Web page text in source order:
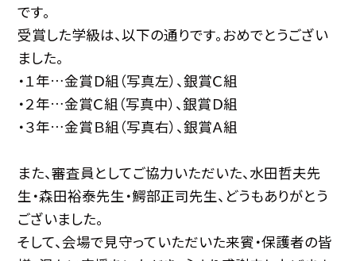
です。
受賞した学級は、以下の通りです。おめでとうござい
ました。
・１年…金賞Ｄ組（写真左）、銀賞Ｃ組
・２年…金賞Ｃ組（写真中）、銀賞Ｄ組
・３年…金賞Ｂ組（写真右）、銀賞Ａ組
また、審査員としてご協力いただいた、水田哲夫先
生・森田裕泰先生・鰐部正司先生、どうもありがとう
ございました。
そして、会場で見守っていただいた来賓・保護者の皆